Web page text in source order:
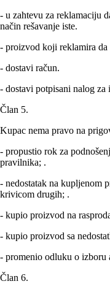
- u zahtevu za reklamaciju
način rešavanje iste.
- proizvod koji reklamira
- dostavi račun.
- dostavi potpisani nalog za
Član 5.
Kupac nema pravo na
- propustio rok za
pravilnika; .
- nedostatak na kupljenom
krivicom drugih; .
- kupio proizvod na
- kupio proizvod sa
- promenio odluku o izboru
Član 6.